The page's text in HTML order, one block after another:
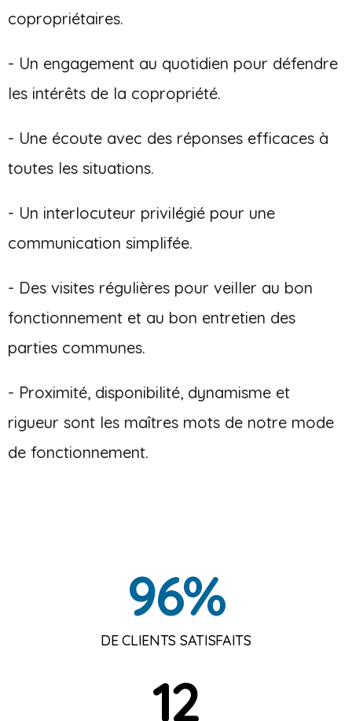
copropriétaires.
- Un engagement au quotidien pour défendre
les intérêts de la copropriété.
- Une écoute avec des réponses efficaces à
toutes les situations.
- Un interlocuteur privilégié pour une
communication simplifée.
- Des visites régulières pour veiller au bon
fonctionnement et au bon entretien des
parties communes.
- Proximité, disponibilité, dynamisme et
rigueur sont les maîtres mots de notre mode
de fonctionnement.
96%
DE CLIENTS SATISFAITS
12